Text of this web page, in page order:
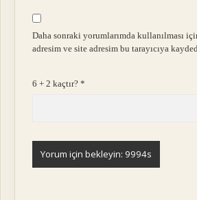
Daha sonraki yorumlarımda kullanılması
adresim ve site adresim bu tarayıcıya
6 + 2 kaçtır?*